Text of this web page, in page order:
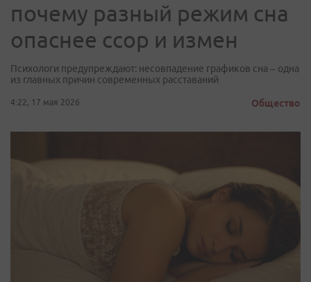
почему разный режим сна
опаснее ссор и измен
Психологи предупреждают: несовпадение графиков сна – одна
из главных причин современных расставаний
4:22, 17 мая 2026 Общество